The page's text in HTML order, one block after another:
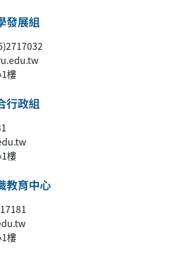
發展組
樓
行政組
樓
教育中心
樓